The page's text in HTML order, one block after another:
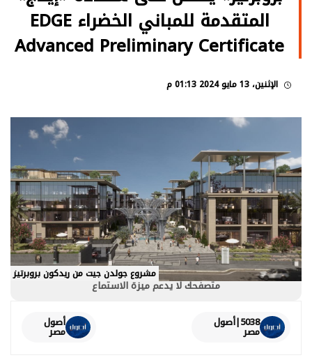
المتقدمة للمباني الخضراء EDGE
Advanced Preliminary Certificate
الإثنين، 13 مايو 2024 01:13 م
مشروع جولدن جيت من ريدكون بروبرتيز
متصفحك لا يدعم ميزة الاستماع
5038|أصول
مصر
أصول
مصر